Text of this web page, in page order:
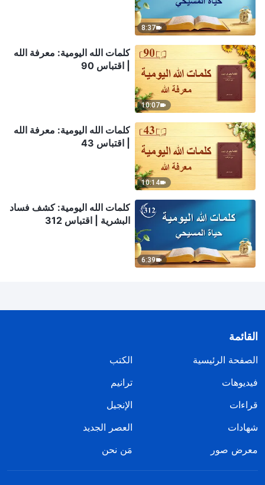
8:37
10:07
كلمات الله اليومية: معرفة الله
| اقتباس 90
10:14
كلمات الله اليومية: معرفة الله
| اقتباس 43
6:39
كلمات الله اليومية: كشف فساد
البشرية | اقتباس 312
القائمة
الصفحة الرئيسية
الكتب
فيديوهات
ترانيم
قراءات
الإنجيل
شهادات
العصر الجديد
معرض صور
مَن نحن